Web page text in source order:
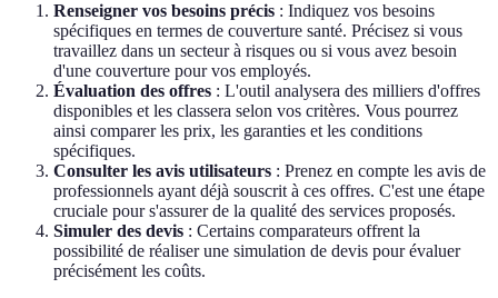
Renseigner vos besoins précis : Indiquez vos besoins
spécifiques en termes de couverture santé. Précisez si vous
travaillez dans un secteur à risques ou si vous avez besoin
d'une couverture pour vos employés.
Évaluation des offres : L'outil analysera des milliers d'offres
disponibles et les classera selon vos critères. Vous pourrez
ainsi comparer les prix, les garanties et les conditions
spécifiques.
Consulter les avis utilisateurs : Prenez en compte les avis de
professionnels ayant déjà souscrit à ces offres. C'est une étape
cruciale pour s'assurer de la qualité des services proposés.
Simuler des devis : Certains comparateurs offrent la
possibilité de réaliser une simulation de devis pour évaluer
précisément les coûts.